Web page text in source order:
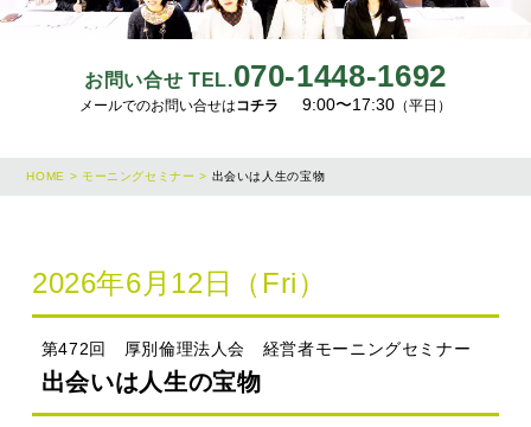
お問い合せ TEL.070-1448-1692
メールでのお問い合せはコチラ 9:00〜17:30 （平日）
HOME > モーニングセミナー > 出会いは人生の宝物
2026年6月12日（Fri）
第472回 厚別倫理法人会 経営者モーニングセミナー
出会いは人生の宝物